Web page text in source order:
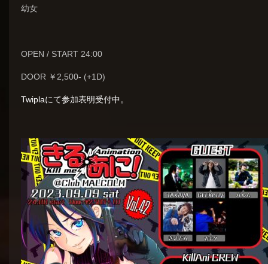
幼女
OPEN / START 24:00
DOOR ￥2,500- (+1D)
Twiplaにて参加表明受付中。